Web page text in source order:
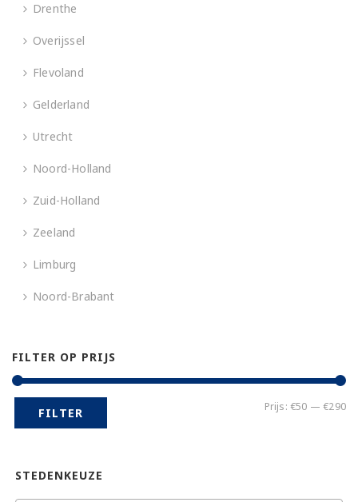
Drenthe
Overijssel
Flevoland
Gelderland
Utrecht
Noord-Holland
Zuid-Holland
Zeeland
Limburg
Noord-Brabant
FILTER OP PRIJS
FILTER Prijs: €50 —€290
STEDENKEUZE